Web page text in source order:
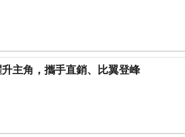
法 林紹男、陳怡菁 從配角躍升主角，攜手直銷、比翼登峰